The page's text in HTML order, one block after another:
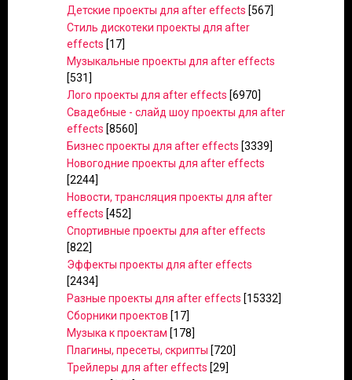
Детские проекты для after effects [567]
Стиль дискотеки проекты для after
effects [17]
Музыкальные проекты для after effects
[531]
Лого проекты для after effects [6970]
Свадебные - слайд шоу проекты для after
effects [8560]
Бизнес проекты для after effects [3339]
Новогодние проекты для after effects
[2244]
Новости, трансляция проекты для after
effects [452]
Спортивные проекты для after effects
[822]
Эффекты проекты для after effects
[2434]
Разные проекты для after effects [15332]
Сборники проектов [17]
Музыка к проектам [178]
Плагины, пресеты, скрипты [720]
Трейлеры для after effects [29]